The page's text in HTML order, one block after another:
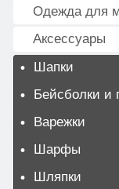
Одежда для
Аксессуары
Шапки
Бейсболки и
Варежки
Шарфы
Шляпки